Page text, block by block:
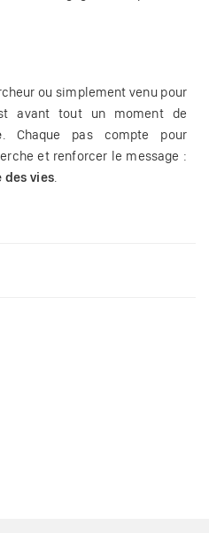
ou simplement venu pour
avant tout un moment de
. Chaque pas compte pour
et renforcer le message :
des vies.